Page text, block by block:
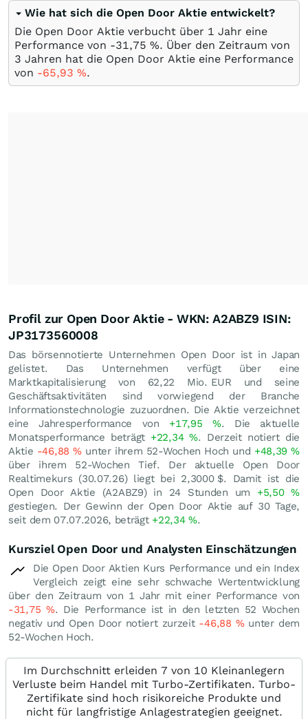
Wie hat sich die Open Door Aktie entwickelt?
Die Open Door Aktie verbucht über 1 Jahr eine
Performance von -31,75 %. Über den Zeitraum von
3 Jahren hat die Open Door Aktie eine Performance
von -65,93 %.
Profil zur Open Door Aktie - WKN: A2ABZ9 ISIN:
JP3173560008
Das börsennotierte Unternehmen Open Door ist in Japan
gelistet. Das Unternehmen verfügt über eine
Marktkapitalisierung von 62,22 Mio. EUR und seine
Geschäftsaktivitäten sind vorwiegend der Branche
Informationstechnologie zuzuordnen. Die Aktie verzeichnet
eine Jahresperformance von +17,95 %. Die aktuelle
Monatsperformance beträgt +22,34%. Derzeit notiert die
Aktie -46,88%unter ihrem 52-Wochen Hoch und +48,39%
über ihrem 52-Wochen Tief. Der aktuelle Open Door
Realtimekurs (30.07.26) liegt bei 2,3000 $. Damit ist die
Open Door Aktie (A2ABZ9) in 24 Stunden um +5,50%
gestiegen. Der Gewinn der Open Door Aktie auf 30 Tage,
seit dem 07.07.2026, beträgt +22,34%.
Kursziel Open Door und Analysten Einschätzungen
Die Open Door Aktien Kurs Performance und ein Index
Vergleich zeigt eine sehr schwache Wertentwicklung
über den Zeitraum von 1 Jahr mit einer Performance von
-31,75 %. Die Performance ist in den letzten 52 Wochen
negativ und Open Door notiert zurzeit -46,88 %unter dem
52-Wochen Hoch.
Im Durchschnitt erleiden 7 von 10 Kleinanlegern
Verluste beim Handel mit Turbo-Zertifikaten. Turbo-
Zertifikate sind hoch risikoreiche Produkte und
nicht für langfristige Anlagestrategien geeignet.